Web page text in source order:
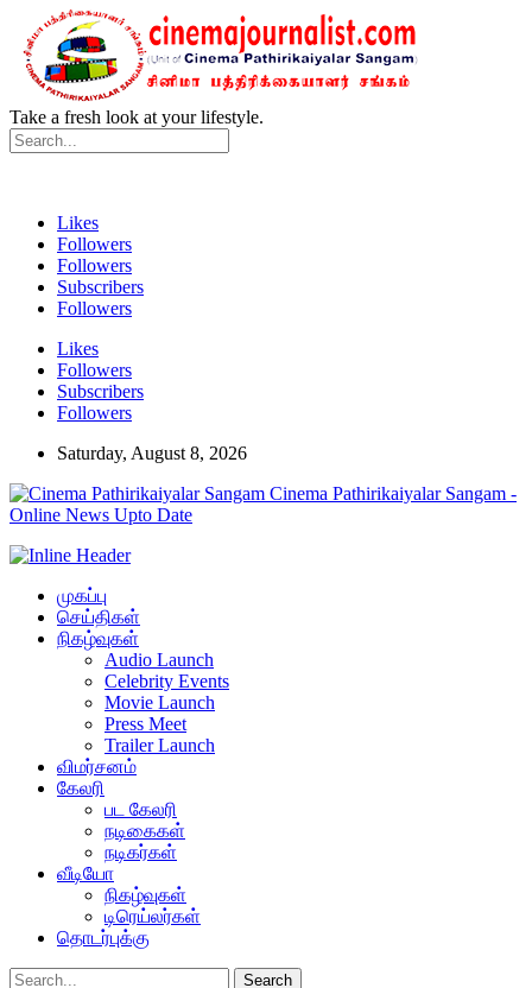
Take a fresh look at your lifestyle.
Likes
Followers
Followers
Subscribers
Followers
Likes
Followers
Subscribers
Followers
Saturday, August 8, 2026
Cinema Pathirikaiyalar Sangam -
Online News Upto Date
முகப்பு
செய்திகள்
நிகழ்வுகள்
Audio Launch
Celebrity Events
Movie Launch
Press Meet
Trailer Launch
விமர்சனம்
கேலரி
பட கேலரி
நடிகைகள்
நடிகர்கள்
வீடியோ
நிகழ்வுகள்
டிரெய்லர்கள்
தொடர்புக்கு